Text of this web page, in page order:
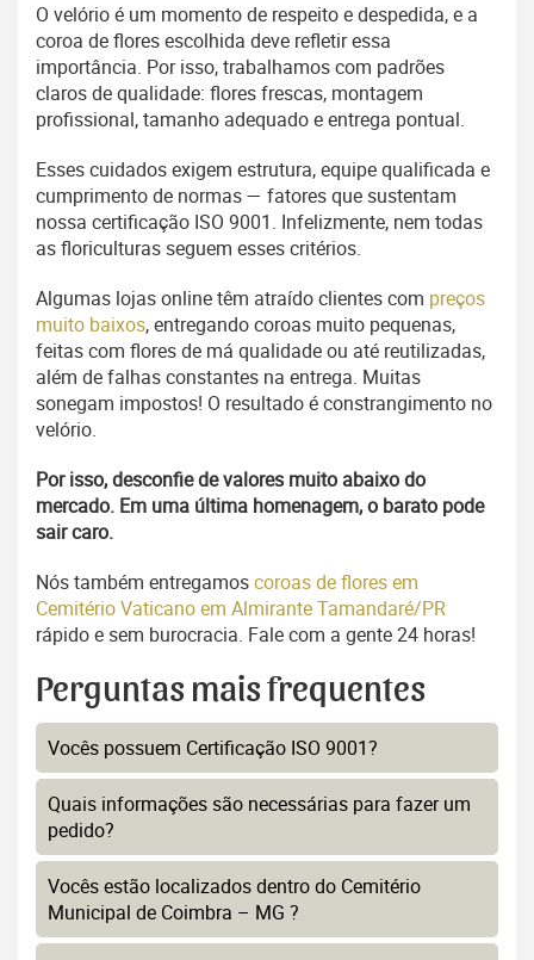
O velório é um momento de respeito e despedida, e a
coroa de flores escolhida deve refletir essa
importância. Por isso, trabalhamos com padrões
claros de qualidade: flores frescas, montagem
profissional, tamanho adequado e entrega pontual.
Esses cuidados exigem estrutura, equipe qualificada e
cumprimento de normas — fatores que sustentam
nossa certificação ISO 9001. Infelizmente, nem todas
as floriculturas seguem esses critérios.
Algumas lojas online têm atraído clientes com preços
muito baixos, entregando coroas muito pequenas,
feitas com flores de má qualidade ou até reutilizadas,
além de falhas constantes na entrega. Muitas
sonegam impostos! O resultado é constrangimento no
velório.
Por isso, desconfie de valores muito abaixo do
mercado. Em uma última homenagem, o barato pode
sair caro.
Nós também entregamoscoroas de flores em
Cemitério Vaticano em Almirante Tamandaré/PR
rápido e sem burocracia. Fale com a gente 24 horas!
Perguntas mais frequentes
Vocês possuem Certificação ISO 9001?
Quais informações são necessárias para fazer um
pedido?
Vocês estão localizados dentro do Cemitério
Municipal de Coimbra – MG ?